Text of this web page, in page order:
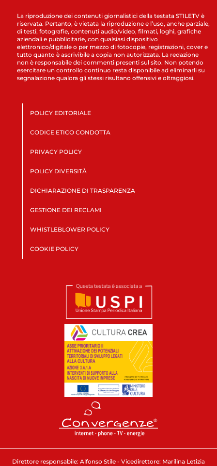
La riproduzione dei contenuti giornalistici della testata STILETV è
riservata. Pertanto, è vietata la riproduzione e l’uso, anche parziale,
di testi, fotografie, contenuti audio/video, filmati, loghi, grafiche
aziendali e pubblicitarie, con qualsiasi dispositivo
elettronico/digitale o per mezzo di fotocopie, registrazioni, cover e
tutto quanto è ascrivibile a copia non autorizzata. La redazione
non è responsabile dei commenti presenti sul sito. Non potendo
esercitare un controllo continuo resta disponibile ad eliminarli su
segnalazione qualora gli stessi risultano offensivi e oltraggiosi.
POLICY EDITORIALE
CODICE ETICO CONDOTTA
PRIVACY POLICY
POLICY DIVERSITÀ
DICHIARAZIONE DI TRASPARENZA
GESTIONE DEI RECLAMI
WHISTLEBLOWER POLICY
COOKIE POLICY
Direttore responsabile: Alfonso Stile - Vicedirettore: Marilina Letizia